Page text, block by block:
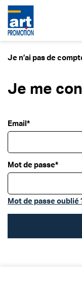
Je n’ai pas de
Je me
Email*
Mot de passe*
Mot de passe oublié